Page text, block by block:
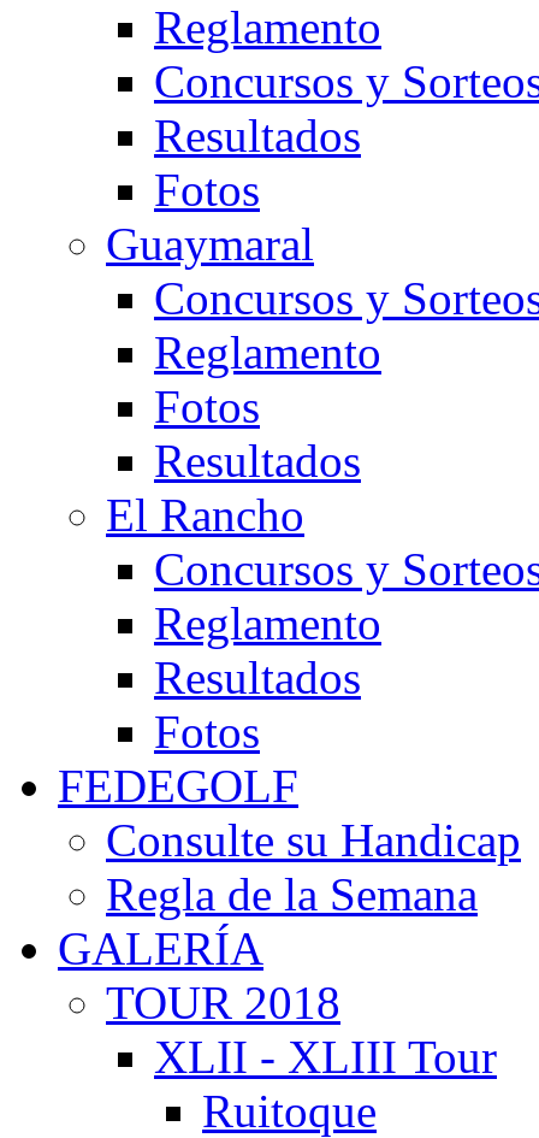
Reglamento
Concursos y
Resultados
Fotos
Guaymaral
Concursos y
Reglamento
Fotos
Resultados
El Rancho
Concursos y
Reglamento
Resultados
Fotos
FEDEGOLF
Consulte su Handicap
Regla de la Semana
GALERÍA
TOUR 2018
XLII - XLIII Tour
Ruitoque